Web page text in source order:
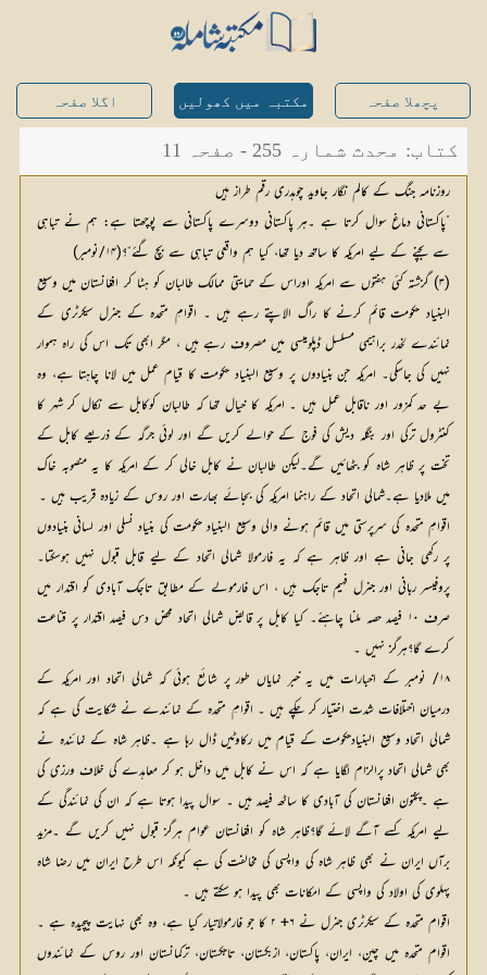
پچھلا صفحہ مکتبہ میں کھولیں اگلا صفحہ
کتاب: محدث شمارہ 255 - صفحہ 11
روزنامہ جنگ کے کالم نگار جاوید چوہدری رقم طراز ہیں
”پاکستانی دماغ سوال کرتا ہے ۔ہر پاکستانی دوسرے پاکستانی سے پوچھتا ہے: ہم نے تباہی
سے بچنے کے لیے امریکہ کا ساتھ دیا تھا، کیا ہم واقعی تباہی سے بچ گئے“؟(۱۴/نومبر)
(۳) گزشتہ کئی ہفتوں سے امریکہ اوراس کے حمایتی ممالک طالبان کو ہٹا کر افغانستان میں وسیع
البنیاد حکومت قائم کرنے کا راگ الاپتے رہے ہیں ۔ اقوامِ متحدہ کے جنرل سیکرٹری کے
نمائندے لخدر براہیمی مسلسل ڈپلومیسی میں مصروف رہے ہیں ، مگر ابھی تک اس کی راہ ہموار
نہیں کی جاسکی۔ امریکہ جن بنیادوں پر وسیع البنیاد حکومت کا قیام عمل میں لانا چاہتا ہے، وہ
بے حد کمزور اور ناقابل عمل ہیں ۔ امریکہ کا خیال تھا کہ طالبان کوکابل سے نکال کر شہر کا
کنٹرول ترکی اور بنگلہ دیش کی فوج کے حوالے کریں گے اور لوئی جرگہ کے ذریعے کابل کے
تخت پر ظاہر شاہ کو بٹھائیں گے۔لیکن طالبان نے کابل خالی کر کے امریکہ کا یہ منصوبہ خاک
میں ملادیا ہے۔شمالی اتحاد کے راہنما امریکہ کی بجائے بھارت اور روس کے زیادہ قریب ہیں ۔
اقوامِ متحدہ کی سرپرستی میں قائم ہونے والی وسیع البنیاد حکومت کی بنیاد نسلی اور لسانی بنیادوں
پر رکھی جانی ہے اور ظاہر ہے کہ یہ فارمولا شمالی اتحاد کے لیے قابل قبول نہیں ہوسکتا۔
پروفیسر ربانی اور جنرل فہیم تاجک ہیں ، اس فارمولے کے مطابق تاجک آبادی کو اقتدار میں
صرف ۱۰ فیصد حصہ ملنا چاہئے۔ کیا کابل پر قابض شمالی اتحاد محض دس فیصد اقتدار پر قناعت
کرے گا؟ہرگز نہیں ۔
۱۸/ نومبر کے اخبارات میں یہ خبر نمایاں طور پر شائع ہوئی کہ شمالی اتحاد اور امریکہ کے
درمیان اختلافات شدت اختیار کر چکے ہیں ۔ اقوامِ متحدہ کے نمائندے نے شکایت کی ہے کہ
شمالی اتحاد وسیع البنیادحکومت کے قیام میں رکاوٹیں ڈال رہا ہے ۔ظاہر شاہ کے نمائندہ نے
بھی شمالی اتحاد پرالزام لگایا ہے کہ اس نے کابل میں داخل ہو کر معاہدے کی خلاف ورزی کی
ہے ۔پختون افغانستان کی آبادی کا ساٹھ فیصد ہیں ۔ سوال پیدا ہوتا ہے کہ ان کی نمائندگی کے
لیے امریکہ کسے آگے لائے گا؟ظاہر شاہ کو افغانستان عوام ہرگز قبول نہیں کریں گے ۔مزید
برآں ایران نے بھی ظاہر شاہ کی واپسی کی مخالفت کی ہے کیونکہ اس طرح ایران میں رضا شاہ
پہلوی کی اولاد کی واپسی کے امکانات بھی پیدا ہو سکتے ہیں ۔
اقوام متحدہ کے سیکرٹری جنرل نے ۶+ ۲ کا جو فارمولاتیار کیا ہے، وہ بھی نہایت پیچیدہ ہے ۔
اقوام متحدہ میں چین، ایران، پاکستان، ازبکستان، تاجکستان، ترکمانستان اور روس کے نمائندوں